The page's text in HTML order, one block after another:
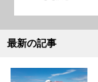
最新の記事